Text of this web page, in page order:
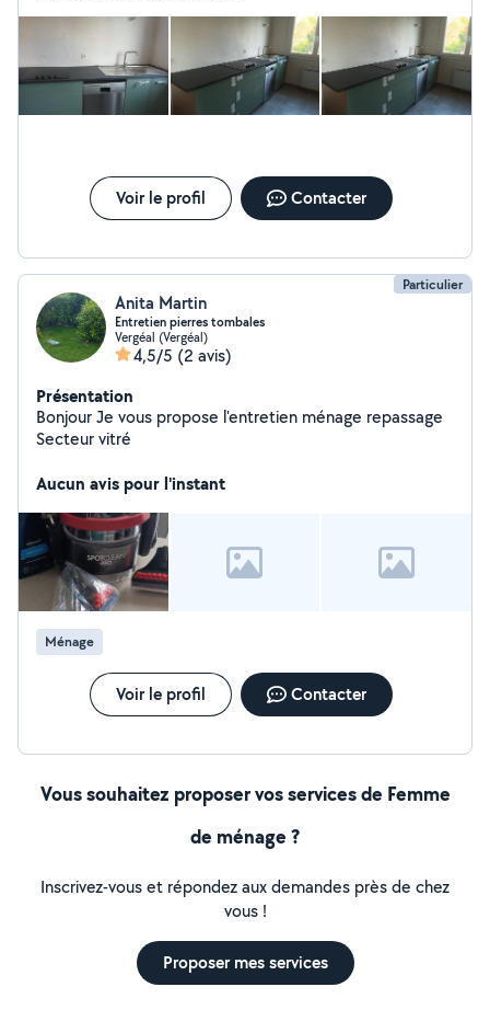
Voir le profil Contacter
Particulier
Anita Martin
Entretien pierres tombales
Vergéal (Vergéal)
4,5/5 (2 avis)
Présentation
Bonjour Je vous propose l'entretien ménage repassage
Secteur vitré
Aucun avis pour l'instant
Ménage
Voir le profil Contacter
Vous souhaitez proposer vos services de Femme
de ménage ?
Inscrivez-vous et répondez aux demandes près de chez
vous !
Proposer mes services